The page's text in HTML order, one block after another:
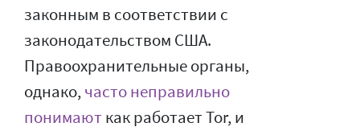
законным в соответствии с
законодательством США.
Правоохранительные органы,
однако,часто неправильно
понимают как работает Tor, и